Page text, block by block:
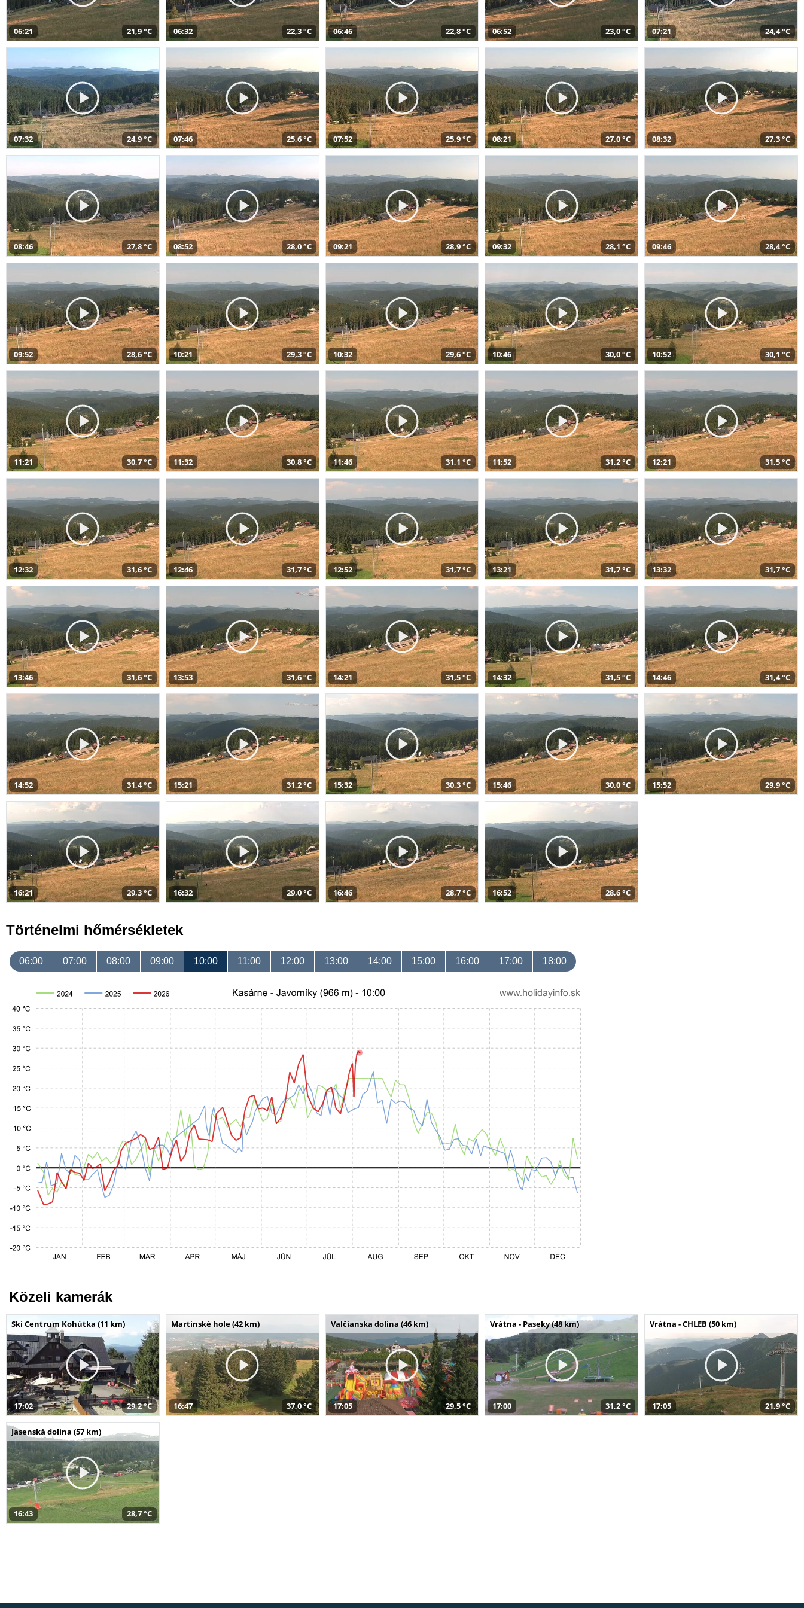
06:21 21,9 °C 06:32 22,3 °C 06:46 22,8 °C 06:52 23,0 °C 07:21 24,4 °C
07:32 24,9 °C 07:46 25,6 °C 07:52 25,9 °C 08:21 27,0 °C 08:32 27,3 °C
08:46 27,8 °C 08:52 28,0 °C 09:21 28,9 °C 09:32 28,1 °C 09:46 28,4 °C
09:52 28,6 °C 10:21 29,3 °C 10:32 29,6 °C 10:46 30,0 °C 10:52 30,1 °C
11:21 30,7 °C 11:32 30,8 °C 11:46 31,1 °C 11:52 31,2 °C 12:21 31,5 °C
12:32 31,6 °C 12:46 31,7 °C 12:52 31,7 °C 13:21 31,7 °C 13:32 31,7 °C
13:46 31,6 °C 13:53 31,6 °C 14:21 31,5 °C 14:32 31,5 °C 14:46 31,4 °C
14:52 31,4 °C 15:21 31,2 °C 15:32 30,3 °C 15:46 30,0 °C 15:52 29,9 °C
16:21 29,3 °C 16:32 29,0 °C 16:46 28,7 °C 16:52 28,6 °C
Történelmi hőmérsékletek
06:00 07:00 08:00 09:00 10:00 11:00 12:00 13:00 14:00 15:00 16:00 17:00 18:00
Közeli kamerák
Ski Centrum Kohútka (11 km)
17:02 29,2 °C
Martinské hole (42 km)
16:47 37,0 °C
Valčianska dolina (46 km)
17:05 29,5 °C
Vrátna - Paseky (48 km)
17:00 31,2 °C
Vrátna - CHLEB (50 km)
17:05 21,9 °C
Jasenská dolina (57 km)
16:43 28,7 °C